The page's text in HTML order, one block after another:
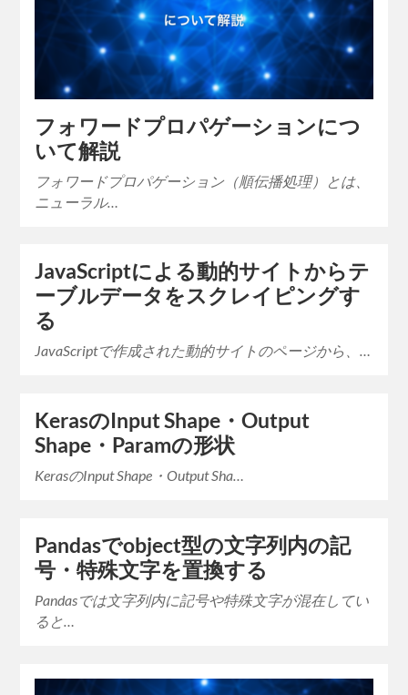
フォワードプロパゲーションにつ
いて解説
フォワードプロパゲーション（順伝播処理）とは、
ニューラル…
JavaScriptによる動的サイトからテ
ーブルデータをスクレイピングす
る
JavaScriptで作成された動的サイトのページから、…
KerasのInput Shape・Output
Shape・Paramの形状
KerasのInput Shape・Output Sha…
Pandasでobject型の文字列内の記
号・特殊文字を置換する
Pandasでは文字列内に記号や特殊文字が混在してい
ると…